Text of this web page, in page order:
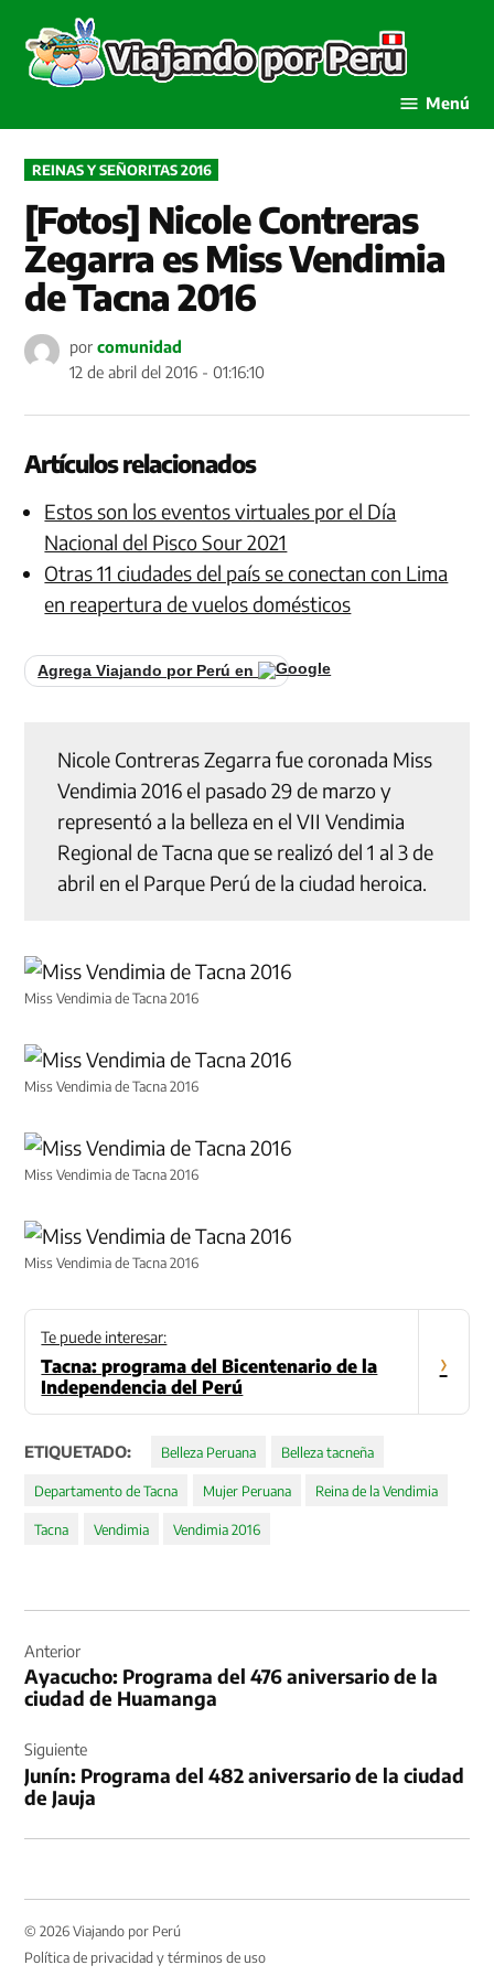
contenido
por
Menú
PUBLICADO
EN
REINAS Y SEÑORITAS 2016
[Fotos] Nicole Contreras
Zegarra es Miss Vendimia
de Tacna 2016
por comunidad
12 de abril del 2016 - 01:16:10
Artículos relacionados
Estos son los eventos virtuales por el Día
Nacional del Pisco Sour 2021
Otras 11 ciudades del país se conectan con Lima
en reapertura de vuelos domésticos
Agrega Viajando por Perú en
Nicole Contreras Zegarra fue coronada Miss
Vendimia 2016 el pasado 29 de marzo y
representó a la belleza en el VII Vendimia
Regional de Tacna que se realizó del 1 al 3 de
abril en el Parque Perú de la ciudad heroica.
Miss Vendimia de Tacna 2016
Miss Vendimia de Tacna 2016
Miss Vendimia de Tacna 2016
Miss Vendimia de Tacna 2016
Te puede interesar:
Tacna: programa del Bicentenario de la
Independencia del Perú
›
ETIQUETADO: Belleza Peruana Belleza tacneña
Departamento de Tacna Mujer Peruana Reina de la Vendimia
Tacna Vendimia Vendimia 2016
de
entradas
Anterior
Ayacucho: Programa del 476 aniversario de la
ciudad de Huamanga
Siguiente
Junín: Programa del 482 aniversario de la ciudad
de Jauja
© 2026 Viajando por Perú
Política de privacidad y términos de uso